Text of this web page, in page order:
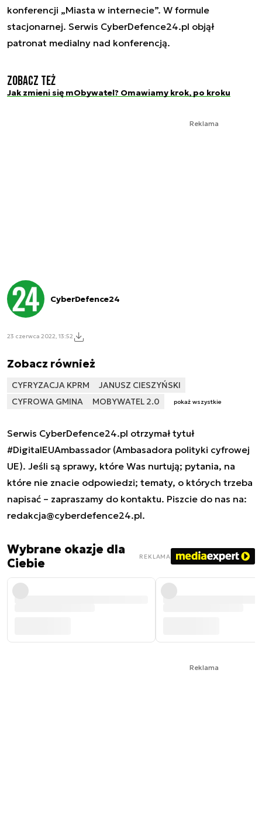
konferencji „Miasta w internecie”. W formule
stacjonarnej. Serwis CyberDefence24.pl objął
patronat medialny nad konferencją.
Zobacz też
Jak zmieni się mObywatel? Omawiamy krok, po kroku
Reklama
CyberDefence24
23 czerwca 2022, 13:52
Zobacz również
CYFRYZACJA KPRM
JANUSZ CIESZYŃSKI
CYFROWA GMINA
MOBYWATEL 2.0 pokaż wszystkie
Serwis CyberDefence24.pl otrzymał tytuł
#DigitalEUAmbassador (Ambasadora polityki cyfrowej
UE). Jeśli są sprawy, które Was nurtują; pytania, na
które nie znacie odpowiedzi; tematy, o których trzeba
napisać – zapraszamy do kontaktu. Piszcie do nas na:
redakcja@cyberdefence24.pl.
Wybrane okazje dla
Ciebie
REKLAMA
Reklama